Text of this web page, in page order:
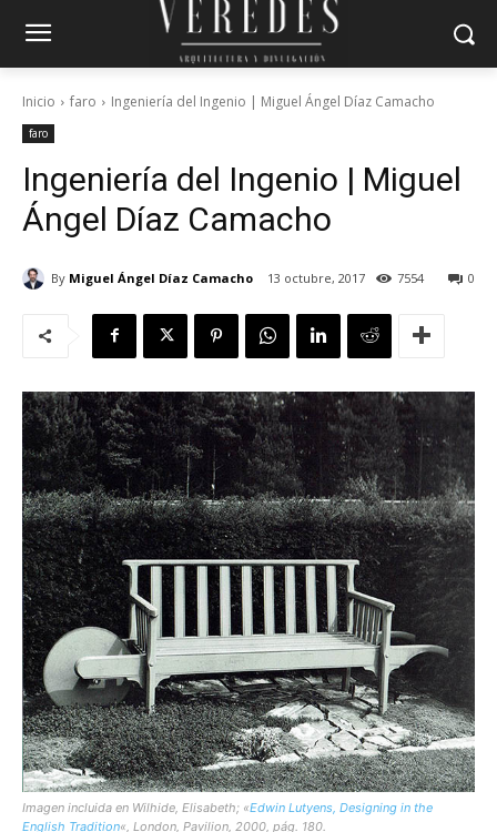
Inicio faro Ingeniería del Ingenio | Miguel Ángel Díaz Camacho
faro
Ingeniería del Ingenio | Miguel
Ángel Díaz Camacho
By Miguel Ángel Díaz Camacho 13 octubre, 2017 0
7554
Imagen incluida en Wilhide, Elisabeth; «Edwin Lutyens, Designing in the
English Tradition«, London, Pavilion, 2000, pág. 180.